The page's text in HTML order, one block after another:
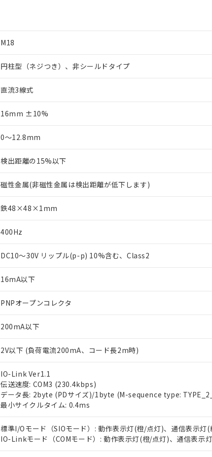
M18
円柱型（ネジつき）、非シールドタイプ
直流3線式
16mm ±10%
0～12.8mm
検出距離の15%以下
磁性金属(非磁性金属は検出距離が低下します)
鉄48×48×1mm
400Hz
DC10～30V リップル(p-p) 10%含む、Class2
16mA以下
PNPオープンコレクタ
200mA以下
2V以下 (負荷電流200mA、コード長2m時)
IO-Link Ver1.1
伝送速度: COM3 (230.4kbps)
データ長: 2byte (PDサイズ)/1byte (M-sequence type:
最小サイクルタイム: 0.4ms
標準I/Oモード（SIOモード）: 動作表示灯(橙/点灯)、通信表示灯
IO-Linkモード（COMモード）: 動作表示灯(橙/点灯)、通信表示
ご利用条件
※1 対応状況
対応済み：EU RoHS指令（10物質）の非含有に
対応予定：EU RoHS指令（10物質）の非含有に対
対応予定なし：EU RoHS指令（10物質）の非含有
調査・確認中：EU RoHS指令（10物質）の非含有
非該当品：ライセンス料など無形物で、有害物質有